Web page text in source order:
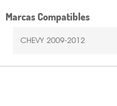
Marcas Compatibles
CHEVY 2009-2012